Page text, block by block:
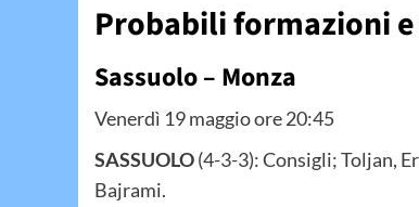
Probabili formazioni
Sassuolo – Monza
Venerdì 19 maggio ore 20:45
SASSUOLO(4-3-3): Consigli; Toljan,
Bajrami.